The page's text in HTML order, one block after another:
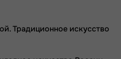
Традиционное искусство